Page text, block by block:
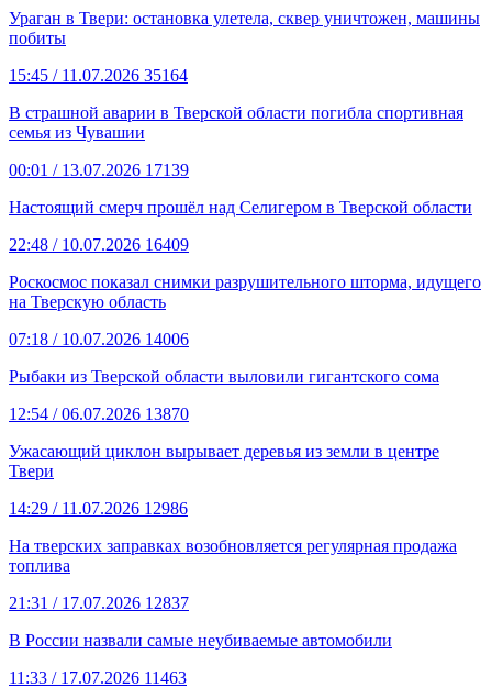
Ураган в Твери: остановка улетела, сквер уничтожен, машины
побиты
15:45 / 11.07.2026 35164
В страшной аварии в Тверской области погибла спортивная
семья из Чувашии
00:01 / 13.07.2026 17139
Настоящий смерч прошёл над Селигером в Тверской области
22:48 / 10.07.2026 16409
Роскосмос показал снимки разрушительного шторма, идущего
на Тверскую область
07:18 / 10.07.2026 14006
Рыбаки из Тверской области выловили гигантского сома
12:54 / 06.07.2026 13870
Ужасающий циклон вырывает деревья из земли в центре
Твери
14:29 / 11.07.2026 12986
На тверских заправках возобновляется регулярная продажа
топлива
21:31 / 17.07.2026 12837
В России назвали самые неубиваемые автомобили
11:33 / 17.07.2026 11463